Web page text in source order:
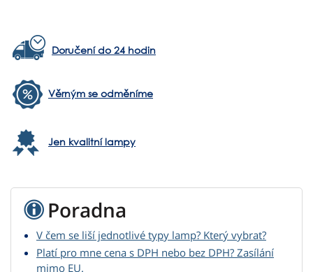
Doručení do 24 hodin
Věrným se odměníme
Jen kvalitní lampy
Poradna
V čem se liší jednotlivé typy lamp? Který vybrat?
Platí pro mne cena s DPH nebo bez DPH? Zasílání
mimo EU.